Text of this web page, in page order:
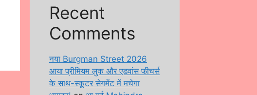
Recent
Comments
नया Burgman Street 2026
आया प्रीमियम लुक और एडवांस फीचर्स
के साथ-स्कूटर सेगमेंट में मचेगा